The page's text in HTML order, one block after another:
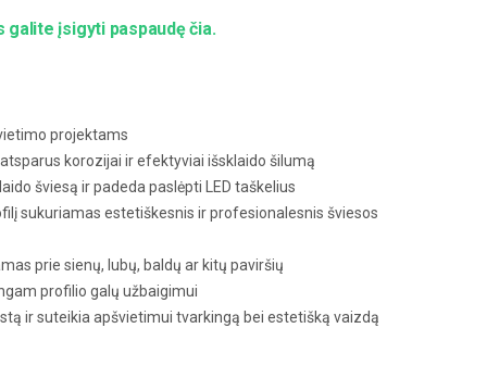
įsigyti paspaudę čia.
projektams
korozijai ir efektyviai išsklaido šilumą
šviesą ir padeda paslėpti LED taškelius
sukuriamas estetiškesnis ir profesionalesnis šviesos
prie sienų, lubų, baldų ar kitų paviršių
profilio galų užbaigimui
ir suteikia apšvietimui tvarkingą bei estetišką vaizdą